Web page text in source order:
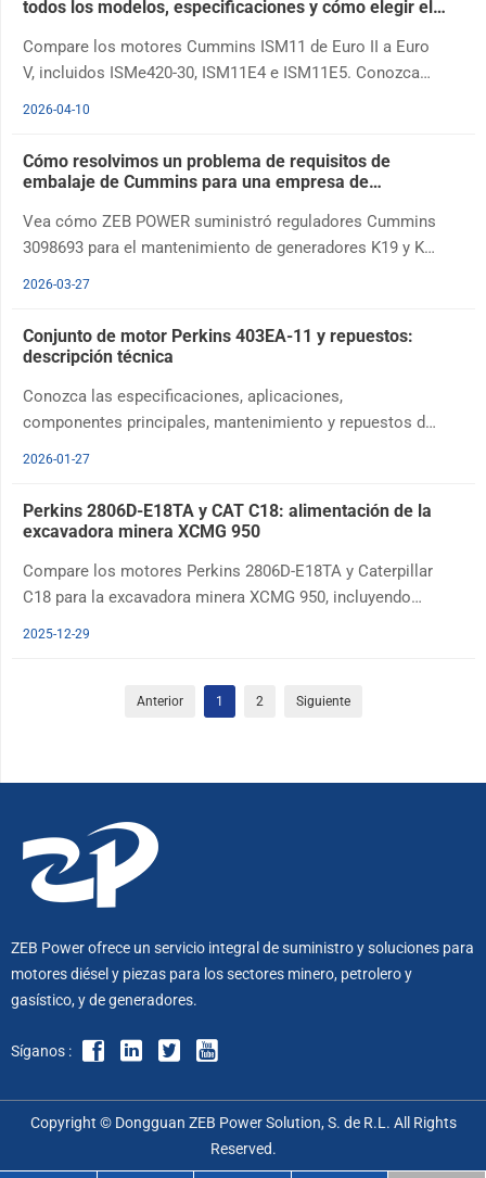
todos los modelos, especificaciones y cómo elegir el
Compare los motores Cummins ISM11 de Euro II a Euro
V, incluidos ISMe420-30, ISM11E4 e ISM11E5. Conozca
volquetes, mezcladores y autobuses.
2026-04-10
Cómo resolvimos un problema de requisitos de
embalaje de Cummins para una empresa de
Vea cómo ZEB POWER suministró reguladores Cummins
3098693 para el mantenimiento de generadores K19 y K50
2026-03-27
Conjunto de motor Perkins 403EA-11 y repuestos:
descripción técnica
Conozca las especificaciones, aplicaciones,
componentes principales, mantenimiento y repuestos del
2026-01-27
Perkins 2806D-E18TA y CAT C18: alimentación de la
excavadora minera XCMG 950
Compare los motores Perkins 2806D-E18TA y Caterpillar
C18 para la excavadora minera XCMG 950, incluyendo
2025-12-29
Anterior 1 2 Siguiente
ZEB Power ofrece un servicio integral de suministro y soluciones para
motores diésel y piezas para los sectores minero, petrolero y
gasístico, y de generadores.
Síganos :
Copyright © Dongguan ZEB Power Solution, S. de R.L. All Rights
Reserved.